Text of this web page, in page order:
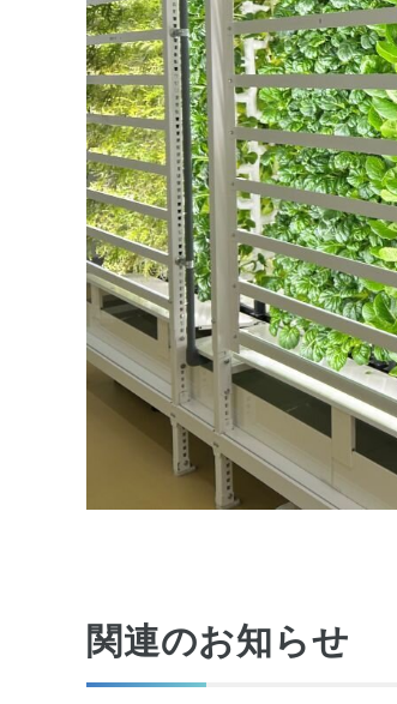
関連のお知らせ